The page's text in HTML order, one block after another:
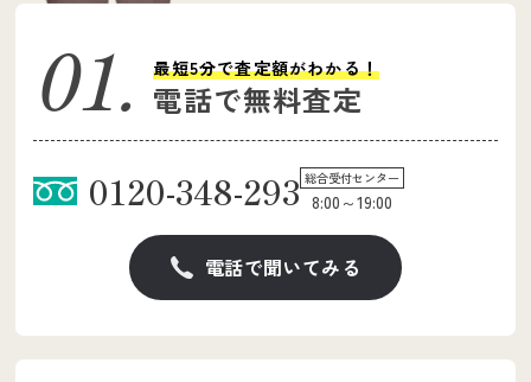
電話で無料査定
最短5分で査定額がわかる！
0120-348-293 総合受付センター
8:00～19:00
電話で聞いてみる